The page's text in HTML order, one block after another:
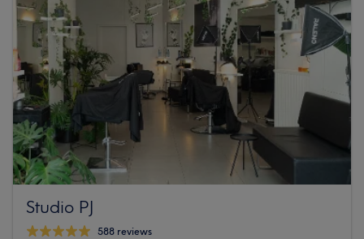
Studio PJ
588 reviews